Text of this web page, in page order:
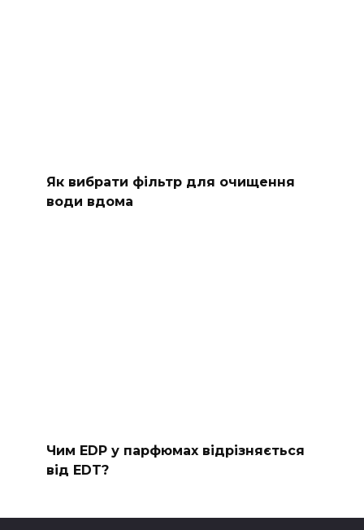
Як вибрати фільтр для очищення
води вдома
Чим EDP у парфюмах відрізняється
від EDT?